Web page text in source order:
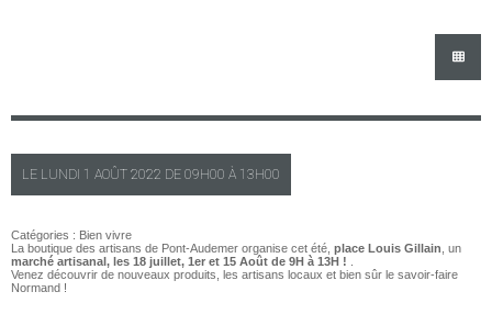
LE LUNDI 1 AOÛT 2022 DE09H00 À 13H00
Catégories : Bien vivre
La boutique des artisans de Pont-Audemer organise cet été, place Louis Gillain , un
marché artisanal, les 18 juillet, 1er et 15 Août de 9H à 13H !
Venez découvrir de nouveaux produits, les artisans locaux et bien sûr le savoir-faire
Normand !